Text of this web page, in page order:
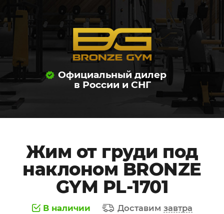
Официальный дилер
в России и СНГ
Жим от груди под
наклоном BRONZE
GYM PL-1701
В наличии Доставим завтра